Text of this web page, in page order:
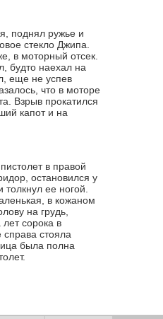
поднял ружье и
стекло Джипа.
в моторный отсек.
будто наехал на
еще не успев
что в моторе
Взрыв прокатился
капот и на
в правой
остановился у
ее ногой.
в кожаном
на грудь,
сорока в
стояла
была полна